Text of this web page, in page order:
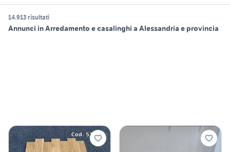
14.913 risultati
Annunci in Arredamento e casalinghi a Alessandria e provincia